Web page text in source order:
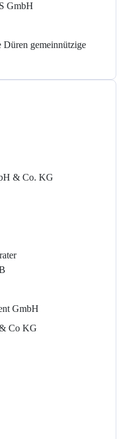
GmbH
gemeinnützige
& Co. KG
GmbH
Co KG